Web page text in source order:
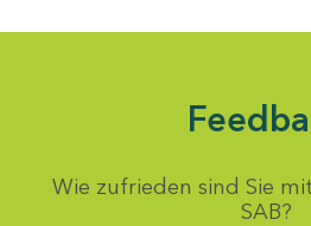
Wie zufrieden sind Sie
SAB?